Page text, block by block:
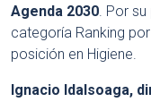
Agenda 2030. Por
categoría Ranking
posición en Higiene.
Ignacio Idalsoaga,